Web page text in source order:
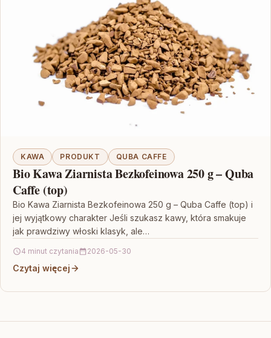
KAWA PRODUKT QUBA CAFFE
Bio Kawa Ziarnista Bezkofeinowa 250 g – Quba
Caffe (top)
Bio Kawa Ziarnista Bezkofeinowa 250 g – Quba Caffe (top) i
jej wyjątkowy charakter Jeśli szukasz kawy, która smakuje
jak prawdziwy włoski klasyk, ale…
4 minut czytania 2026-05-30
Czytaj więcej